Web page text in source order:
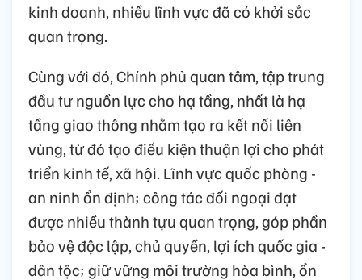
kinh doanh, nhiều lĩnh vực đã có khởi sắc
quan trọng.
Cùng với đó, Chính phủ quan tâm, tập trung
đầu tư nguồn lực cho hạ tầng, nhất là hạ
tầng giao thông nhằm tạo ra kết nối liên
vùng, từ đó tạo điều kiện thuận lợi cho phát
triển kinh tế, xã hội. Lĩnh vực quốc phòng -
an ninh ổn định; công tác đối ngoại đạt
được nhiều thành tựu quan trọng, góp phần
bảo vệ độc lập, chủ quyền, lợi ích quốc gia -
dân tộc; giữ vững môi trường hòa bình, ổn